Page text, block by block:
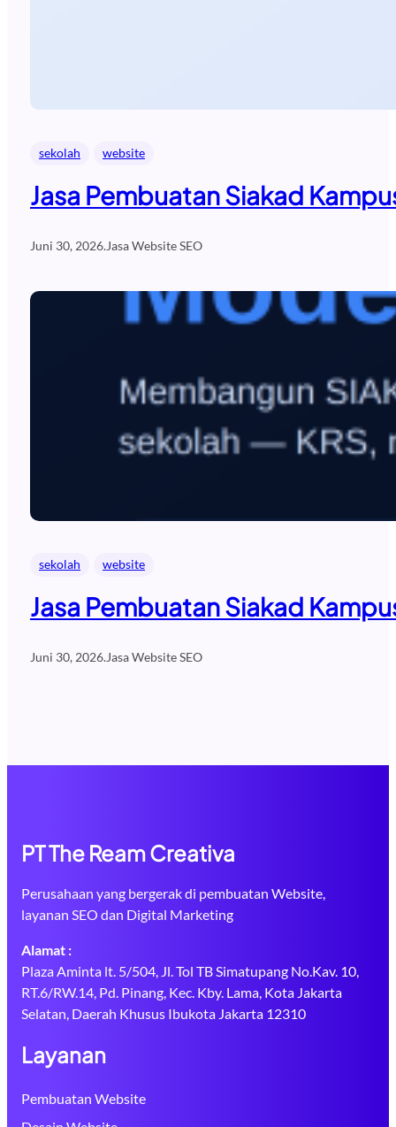
sekolah website
Jasa Pembuatan Siakad
Juni 30, 2026.Jasa Website SEO
sekolah website
Jasa Pembuatan Siakad
Juni 30, 2026.Jasa Website SEO
PT The Ream Creativa
Perusahaan yang bergerak di pembuatan Website,
layanan SEO dan Digital Marketing
Alamat :
Plaza Aminta lt. 5/504, Jl. Tol TB Simatupang No.Kav. 10,
RT.6/RW.14, Pd. Pinang, Kec. Kby. Lama, Kota Jakarta
Selatan, Daerah Khusus Ibukota Jakarta 12310
Layanan
Pembuatan Website